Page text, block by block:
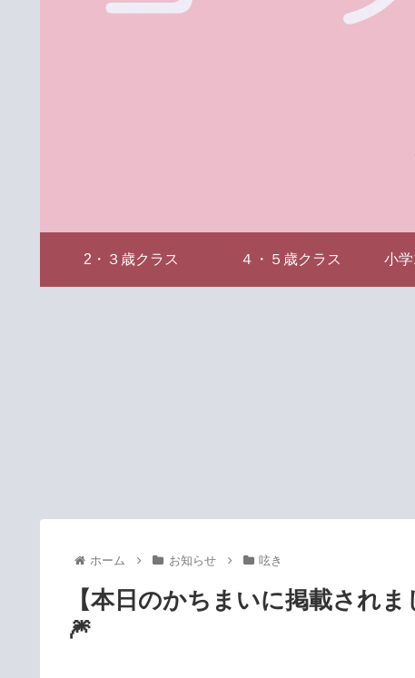
2・３歳クラス ４・５歳クラス 小
ホーム お知らせ 呟き
【本日のかちまいに掲載され
🎆